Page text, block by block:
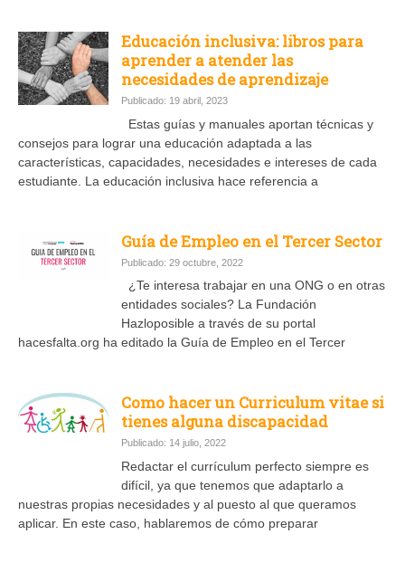
Educación inclusiva: libros para
aprender a atender las
necesidades de aprendizaje
Publicado: 19 abril, 2023
Estas guías y manuales aportan técnicas y
consejos para lograr una educación adaptada a las
características, capacidades, necesidades e intereses de cada
estudiante. La educación inclusiva hace referencia a
Guía de Empleo en el Tercer Sector
Publicado: 29 octubre, 2022
¿Te interesa trabajar en una ONG o en otras
entidades sociales? La Fundación
Hazloposible a través de su portal
hacesfalta.org ha editado la Guía de Empleo en el Tercer
Como hacer un Curriculum vitae si
tienes alguna discapacidad
Publicado: 14 julio, 2022
Redactar el currículum perfecto siempre es
difícil, ya que tenemos que adaptarlo a
nuestras propias necesidades y al puesto al que queramos
aplicar. En este caso, hablaremos de cómo preparar